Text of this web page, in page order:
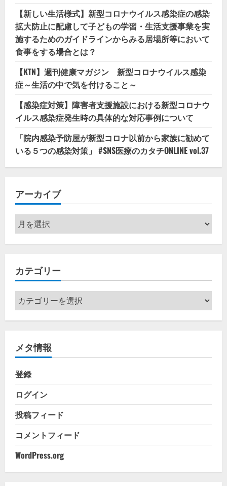
【新しい生活様式】新型コロナウイルス感染症の感染
拡大防止に配慮して子どもの学習・生活支援事業を実
施するためのガイドラインからみる居場所等において
食事をする場合とは？
【KTN】週刊健康マガジン 新型コロナウイルス感染
症～生活の中で気を付けること～
【感染症対策】障害者支援施設における新型コロナウ
イルス感染症発生時の具体的な対応事例について
「院内感染予防屋が新型コロナ以前から家族に勧めて
いる５つの感染対策」 #SNS医療のカタチONLINE vol.37
アーカイブ
ア
ー
カ
ブ
カテゴリー
カ
テ
ゴ
ー
メタ情報
登録
ログイン
投稿フィード
コメントフィード
WordPress.org